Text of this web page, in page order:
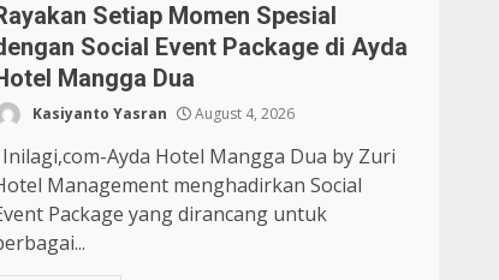
Setiap Momen Spesial
Social Event Package di Ayda
Mangga Dua
Kasiyanto Yasran August 4, 2026
Inilagi,com-Ayda Hotel Mangga Dua by Zuri
Management menghadirkan Social
Package yang dirancang untuk